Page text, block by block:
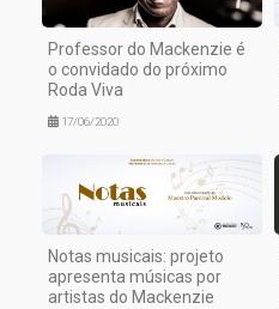
Professor do Mackenzie é
o convidado do próximo
Roda Viva
17/06/2020
Notas musicais: projeto
apresenta músicas por
artistas do Mackenzie